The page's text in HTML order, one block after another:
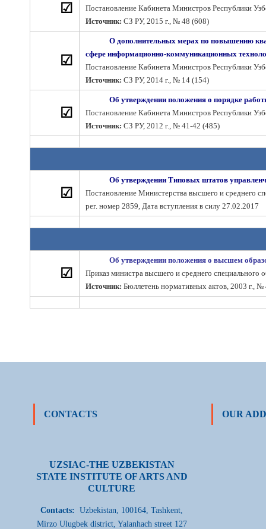
☑
Постановление Кабинета Министров Республики
Источник: СЗ РУ, 2015 г., № 48 (608)
☑
О дополнительных мерах по повышению
сфере информационно-коммуникационных
Постановление Кабинета Министров Республики
Источник: СЗ РУ, 2014 г., № 14 (154)
☑
Об утверждении положения о порядке
Постановление Кабинета Министров Республики
Источник: СЗ РУ, 2012 г., № 41-42 (485)
☑
Об утверждении Типовых штатов
Постановление Министерства высшего и среднего
рег. номер 2859, Дата вступления в силу 27.02.2017
☑
Об утверждении положения о высшем
Приказ министра высшего и среднего специального
Источник: Бюллетень нормативных актов, 2003 г., №
CONTACTS
UZSIAC-THE UZBEKISTAN
STATE INSTITUTE OF ARTS AND
CULTURE
Contacts: Uzbekistan, 100164, Tashkent,
Mirzo Ulugbek district, Yalanhach street 127
OUR